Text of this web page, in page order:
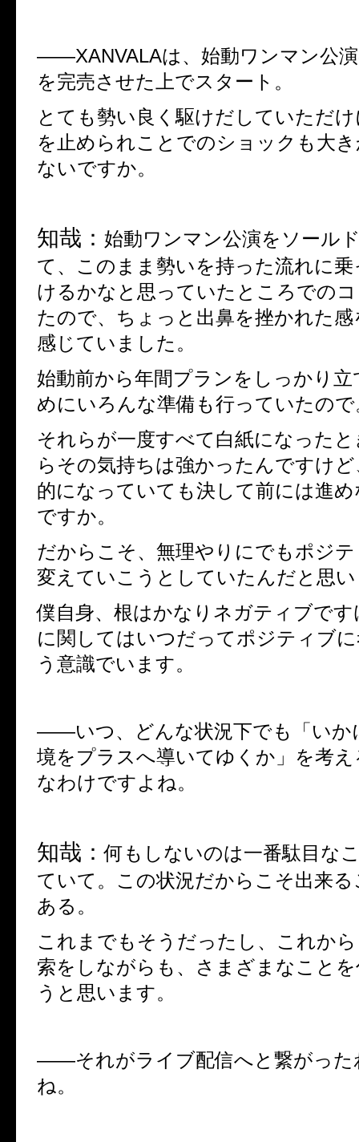
――XANVALAは、始動ワンマン公
を完売させた上でスタート。
とても勢い良く駆けだしていただ
を止められことでのショックも大
ないですか。
知哉： 始動ワンマン公演をソール
て、このまま勢いを持った流れに
けるかなと思っていたところでの
たので、ちょっと出鼻を挫かれた
感じていました。
始動前から年間プランをしっかり
めにいろんな準備も行っていたので
それらが一度すべて白紙になった
らその気持ちは強かったんですけ
的になっていても決して前には進
ですか。
だからこそ、無理やりにでもポジ
変えていこうとしていたんだと思
僕自身、根はかなりネガティブで
に関してはいつだってポジティブ
う意識でいます。
――いつ、どんな状況下でも「い
境をプラスへ導いてゆくか」を考
なわけですよね。
知哉：何もしないのは一番駄目な
ていて。この状況だからこそ出来
ある。
これまでもそうだったし、これか
索をしながらも、さまざまなこと
うと思います。
――それがライブ配信へと繋がっ
ね。